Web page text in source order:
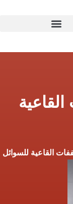
القاعية للسوائل